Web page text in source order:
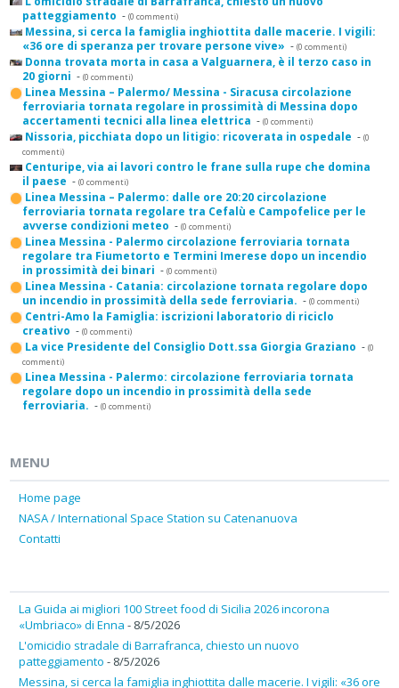
patteggiamento - (0 commenti)
Messina, si cerca la famiglia inghiottita dalle macerie. I vigili:
«36 ore di speranza per trovare persone vive» - (0 commenti)
Donna trovata morta in casa a Valguarnera, è il terzo caso in
20 giorni - (0 commenti)
Linea Messina – Palermo/ Messina - Siracusa circolazione
ferroviaria tornata regolare in prossimità di Messina dopo
accertamenti tecnici alla linea elettrica - (0 commenti)
Nissoria, picchiata dopo un litigio: ricoverata in ospedale - (0
commenti)
Centuripe, via ai lavori contro le frane sulla rupe che domina
il paese - (0 commenti)
Linea Messina – Palermo: dalle ore 20:20 circolazione
ferroviaria tornata regolare tra Cefalù e Campofelice per le
avverse condizioni meteo - (0 commenti)
Linea Messina - Palermo circolazione ferroviaria tornata
regolare tra Fiumetorto e Termini Imerese dopo un incendio
in prossimità dei binari - (0 commenti)
Linea Messina - Catania: circolazione tornata regolare dopo
un incendio in prossimità della sede ferroviaria. - (0 commenti)
Centri-Amo la Famiglia: iscrizioni laboratorio di riciclo
creativo - (0 commenti)
La vice Presidente del Consiglio Dott.ssa Giorgia Graziano - (0
commenti)
Linea Messina - Palermo: circolazione ferroviaria tornata
regolare dopo un incendio in prossimità della sede
ferroviaria. - (0 commenti)
MENU
Home page
NASA / International Space Station su Catenanuova
Contatti
La Guida ai migliori 100 Street food di Sicilia 2026 incorona
«Umbriaco» di Enna - 8/5/2026
L'omicidio stradale di Barrafranca, chiesto un nuovo
patteggiamento - 8/5/2026
Messina, si cerca la famiglia inghiottita dalle macerie. I vigili: «36 ore